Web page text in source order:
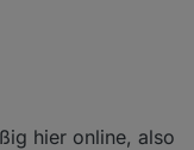
deswegen dachte
berechnen kann.
für die schnelle
hier online, also